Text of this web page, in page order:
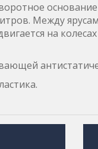
Между
на